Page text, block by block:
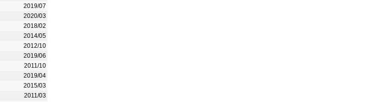
2019/07
2020/03
2018/02
2014/05
2012/10
2019/06
2011/10
2019/04
2015/03
2011/03